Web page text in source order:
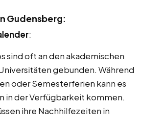
Gudensberg:
:
sind oft an den akademischen
gebunden. Während
oder Semesterferien kann es
in der Verfügbarkeit kommen.
ihre Nachhilfezeiten in